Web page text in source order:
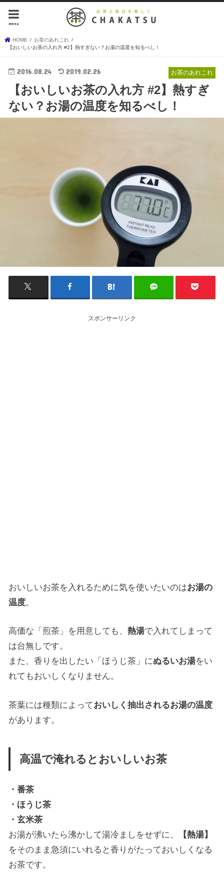
menu
HOME
お茶のあれこれ
【おいしいお茶の入れ方 #2】熱すぎない？お湯の温度を知るべし！
お茶のあれこれ
2016.08.24 2019.02.26
【おいしいお茶の入れ方 #2】熱すぎ
ない？お湯の温度を知るべし！
スポンサーリンク
おいしいお茶を入れるために気を使いたいのはお湯の
温度。
高価な「煎茶」を用意しても、熱湯で入れてしまって
は台無しです。
また、香りを出したい「ほうじ茶」にぬるいお湯をい
れてもおいしくなりません。
茶葉には種類によっておいしく抽出されるお湯の温度
があります。
高温で淹れるとおいしいお茶
・番茶
・ほうじ茶
・玄米茶
お湯が沸いたら沸かして湯冷ましをせずに、
【熱湯】
をそのまま急須にいれると香りがたっておいしくなる
お茶です。